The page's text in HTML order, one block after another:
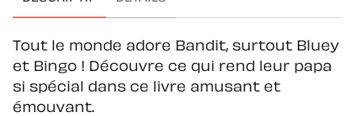
Tout le monde adore Bandit, surtout Bluey
et Bingo ! Découvre ce qui rend leur papa
si spécial dans ce livre amusant et
émouvant.